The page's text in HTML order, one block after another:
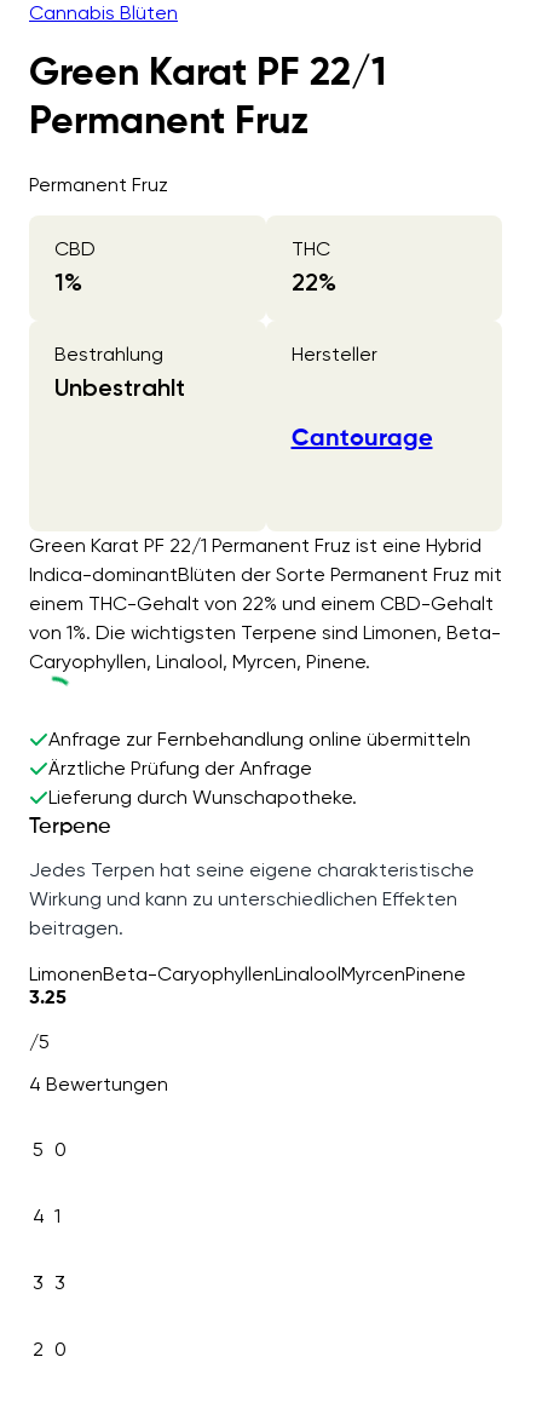
Cannabis Blüten
Green Karat PF 22/1
Permanent Fruz
Permanent Fruz
CBD
1%
THC
22%
Bestrahlung
Unbestrahlt
Hersteller
Cantourage
Green Karat PF 22/1 Permanent Fruz ist eine Hybrid
Indica-dominantBlüten der Sorte Permanent Fruz mit
einem THC-Gehalt von 22% und einem CBD-Gehalt
von 1%. Die wichtigsten Terpene sind Limonen, Beta-
Caryophyllen, Linalool, Myrcen, Pinene.
Anfrage zur Fernbehandlung online übermitteln
Ärztliche Prüfung der Anfrage
Lieferung durch Wunschapotheke.
Terpene
Jedes Terpen hat seine eigene charakteristische
Wirkung und kann zu unterschiedlichen Effekten
beitragen.
LimonenBeta-CaryophyllenLinaloolMyrcenPinene
3.25
/5
4 Bewertungen
5 0
4 1
3 3
2 0